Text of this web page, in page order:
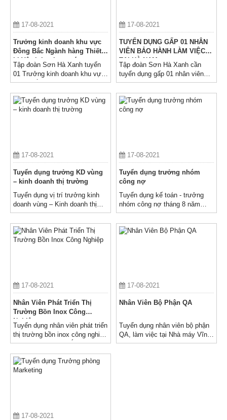
17-08-2021
Trưởng kinh doanh khu vực
Đông Bắc Ngành hàng Thiết
bị Vệ sinh + lọc nước
Tập đoàn Sơn Hà Xanh tuyển
01 Trưởng kinh doanh khu vực
Đông Bắc Ngành hàng Thiết bị
Vệ sinh + lọc nước
17-08-2021
TUYỂN DỤNG GẤP 01 NHÂN
VIÊN BẢO HÀNH LÀM VIỆC
TẠI HÀ NAM
Tập đoàn Sơn Hà Xanh cần
tuyển dụng gấp 01 nhân viên
bảo hành làm việc tại Hà Nam
17-08-2021
Tuyển dụng trưởng KD vùng
– kinh doanh thị trường
Tuyển dụng vị trí trưởng kinh
doanh vùng – Kinh doanh thị
trường ngành nghề máy lọc
nước
17-08-2021
Tuyển dụng trưởng nhóm
công nợ
Tuyển dụng kế toán - trưởng
nhóm công nợ tháng 8 năm
2019
17-08-2021
Nhân Viên Phát Triển Thị
Trường Bồn Inox Công
Nghiệp
Tuyển dụng nhân viên phát triển
thị trường bồn inox công nghiệp
(P. Kinh Doanh Dự Án)
17-08-2021
Nhân Viên Bộ Phận QA
Tuyển dụng nhân viên bộ phận
QA, làm việc tại Nhà máy Vĩnh
Phúc
17-08-2021